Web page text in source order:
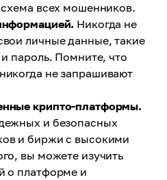
схема всех мошенников.
Никогда не
личные данные, такие
пароль. Помните, что
не запрашивают
крипто-платформы.
и безопасных
и биржи с высокими
вы можете изучить
о платформе и